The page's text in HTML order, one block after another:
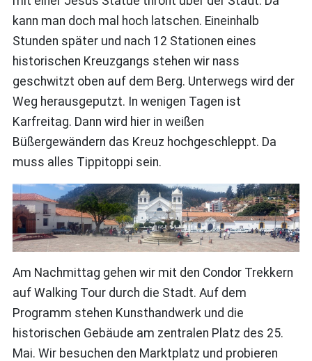
kann man doch mal hoch latschen. Eineinhalb
Stunden später und nach 12 Stationen eines
historischen Kreuzgangs stehen wir nass
geschwitzt oben auf dem Berg. Unterwegs wird der
Weg herausgeputzt. In wenigen Tagen ist
Karfreitag. Dann wird hier in weißen
Büßergewändern das Kreuz hochgeschleppt. Da
muss alles Tippitoppi sein.
Am Nachmittag gehen wir mit den Condor Trekkern
auf Walking Tour durch die Stadt. Auf dem
Programm stehen Kunsthandwerk und die
historischen Gebäude am zentralen Platz des 25.
Mai. Wir besuchen den Marktplatz und probieren